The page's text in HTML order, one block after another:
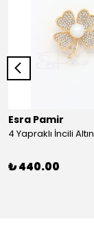
Esra Pamir
₺ 440.00